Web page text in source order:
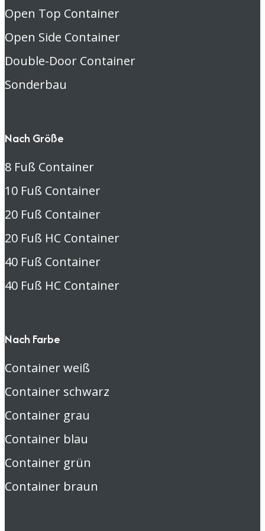
Open Top Container
Open Side Container
Double-Door Container
Sonderbau
Nach Größe
8 Fuß Container
10 Fuß Container
20 Fuß Container
20 Fuß HC Container
40 Fuß Container
40 Fuß HC Container
Nach Farbe
Container weiß
Container schwarz
Container grau
Container blau
Container grün
Container braun